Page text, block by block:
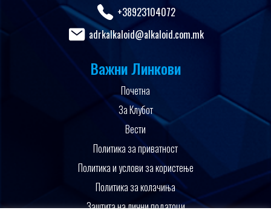
+38923104072
adrkalkaloid@alkaloid.com.mk
Важни Линкови
Почетна
За Клубот
Вести
Политика за приватност
Политика и услови за користење
Политика за колачиња
Заштита на лични податоци